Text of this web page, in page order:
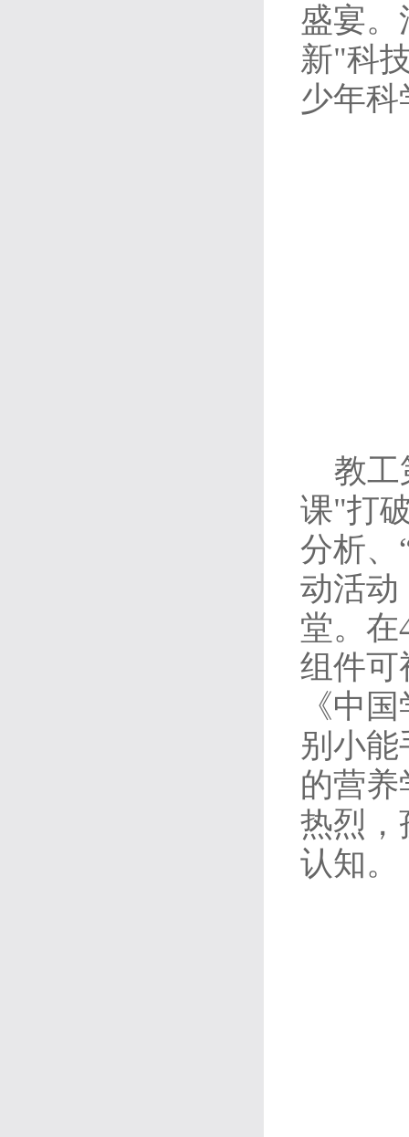
盛宴
新"科
少年
教工
课"打
分析、
动活动
堂。在
组件可
《中
别小
的营
热烈，
认知。